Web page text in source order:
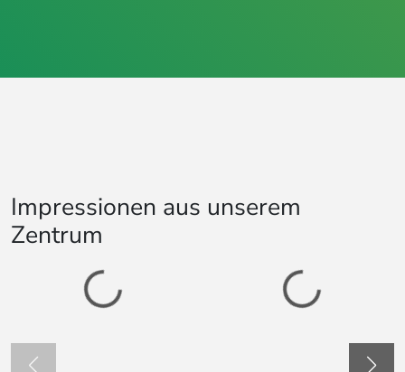
Impressionen aus unserem
Zentrum